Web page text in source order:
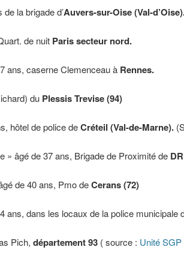
la brigade d’Auvers-sur-Oise (Val-
de nuit Paris secteur nord.
ans, caserne Clemenceau à Rennes.
du Plessis Trevise (94)
hôtel de police deCréteil (Val-de-Marne).
» âgé de 37 ans, Brigade de Proximité de
de 40 ans, Pmo deCerans (72)
ans, dans les locaux de la police municipale
Pich, département 93 ( source : Unité